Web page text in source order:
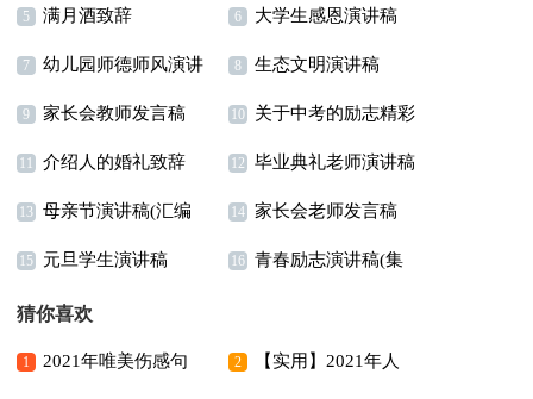
篇
5 满月酒致辞 6 大学生感恩演讲稿
15篇
7 幼儿园师德师风演讲
稿15篇
8 生态文明演讲稿
9 家长会教师发言稿
(通用15篇)
10 关于中考的励志精彩
演讲稿范文（精选16
篇）
11 介绍人的婚礼致辞 12 毕业典礼老师演讲稿
13 母亲节演讲稿(汇编
15篇)
14 家长会老师发言稿
15 元旦学生演讲稿 16 青春励志演讲稿(集
猜你喜欢
1 2021年唯美伤感句 2 【实用】2021年人